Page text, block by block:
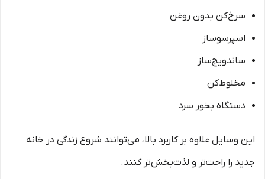
سرخ‌کن بدون روغن
اسپرسوساز
ساندویچ‌ساز
مخلوط‌کن
دستگاه بخور سرد
این وسایل علاوه بر کاربرد بالا، می‌توانند شروع زندگی در خانه
جدید را راحت‌تر و لذت‌بخش‌تر کنند.